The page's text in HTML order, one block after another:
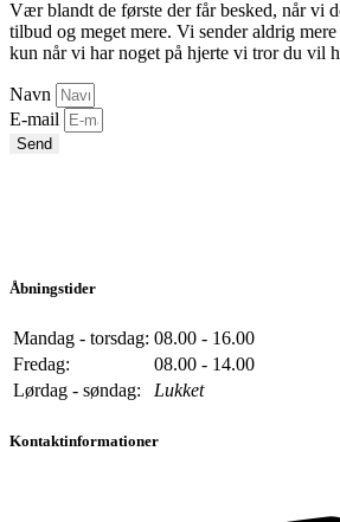
Vær blandt de første der får besked, når vi
tilbud og meget mere. Vi sender aldrig
kun når vi har noget på hjerte vi tror du vil
Navn
E-mail
Send
Åbningstider
Mandag - torsdag: 08.00 - 16.00
Fredag:
08.00 - 14.00
Lørdag - søndag:
Lukket
Kontaktinformationer